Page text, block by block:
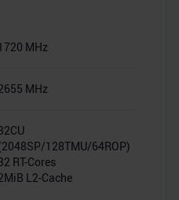
MHz
MHz
128TMU/64ROP)
RT-Cores
L2-Cache